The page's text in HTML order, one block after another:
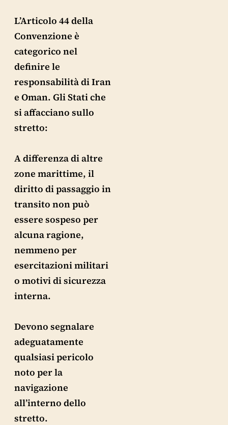
L’Articolo 44 della
Convenzione è
categorico nel
definire le
responsabilità di Iran
e Oman. Gli Stati che
si affacciano sullo
stretto:
A differenza di altre
zone marittime, il
diritto di passaggio in
transito non può
essere sospeso per
alcuna ragione,
nemmeno per
esercitazioni militari
o motivi di sicurezza
interna.
Devono segnalare
adeguatamente
qualsiasi pericolo
noto per la
navigazione
all’interno dello
stretto.